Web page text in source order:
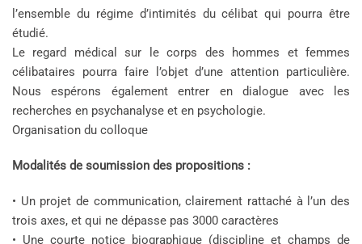
l’ensemble du régime d’intimités du célibat qui pourra être
étudié.
Le regard médical sur le corps des hommes et femmes
célibataires pourra faire l’objet d’une attention particulière.
Nous espérons également entrer en dialogue avec les
recherches en psychanalyse et en psychologie.
Organisation du colloque
Modalités de soumission des propositions :
• Un projet de communication, clairement rattaché à l’un des
trois axes, et qui ne dépasse pas 3000 caractères
• Une courte notice biographique (discipline et champs de